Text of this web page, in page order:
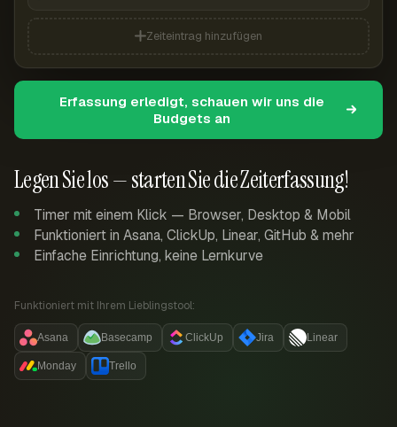
Legen Sie los — starten Sie die Zeiterfassung!
Timer mit einem Klick — Browser, Desktop & Mobil
Funktioniert in Asana, ClickUp, Linear, GitHub & mehr
Einfache Einrichtung, keine Lernkurve
Funktioniert mit Ihrem Lieblingstool:
Asana Basecamp ClickUp Jira Linear
Monday Trello
Zeiteintrag hinzufügen
Erfassung erledigt, schauen wir uns die
Budgets an